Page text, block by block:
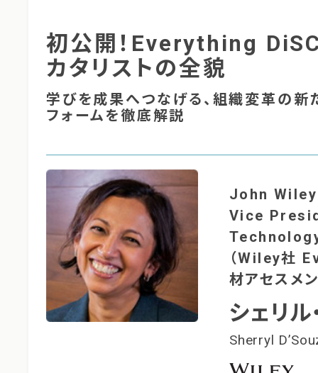
初公開！Everything
カタリストの全貌
学びを成果へつなげる、組織変革の新
フォームを徹底解説
John
Vice
（Wiley社
材アセスメ
シェリル
Sherryl